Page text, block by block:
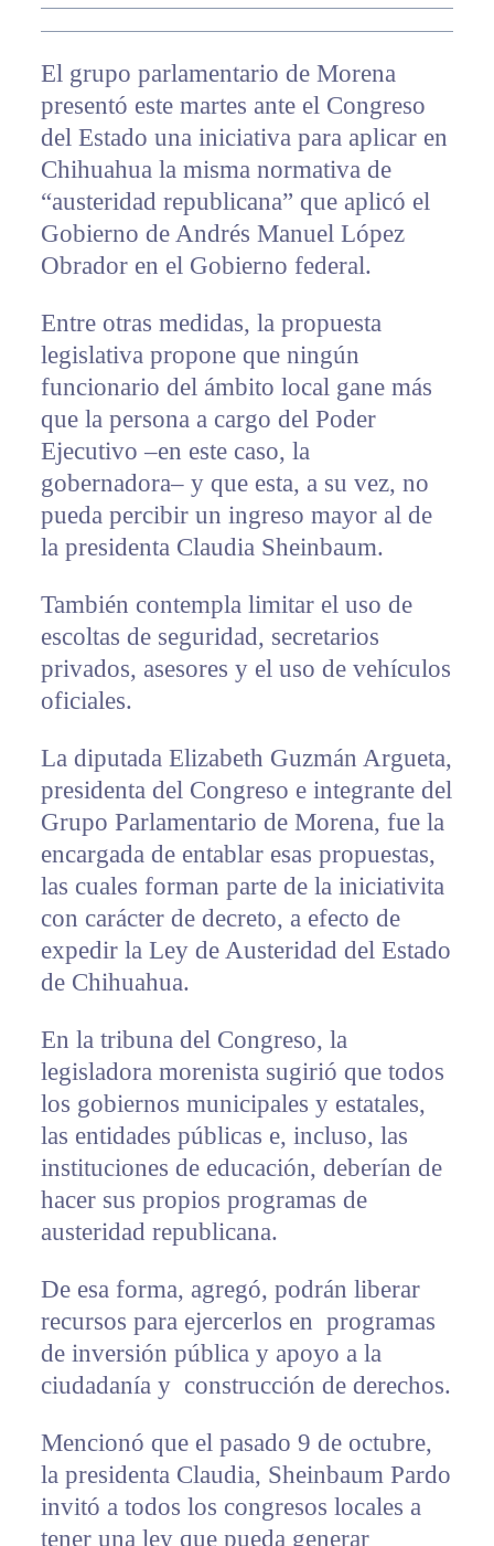
El grupo parlamentario de Morena
presentó este martes ante el Congreso
del Estado una iniciativa para aplicar en
Chihuahua la misma normativa de
“austeridad republicana” que aplicó el
Gobierno de Andrés Manuel López
Obrador en el Gobierno federal.
Entre otras medidas, la propuesta
legislativa propone que ningún
funcionario del ámbito local gane más
que la persona a cargo del Poder
Ejecutivo –en este caso, la
gobernadora– y que esta, a su vez, no
pueda percibir un ingreso mayor al de
la presidenta Claudia Sheinbaum.
También contempla limitar el uso de
escoltas de seguridad, secretarios
privados, asesores y el uso de vehículos
oficiales.
La diputada Elizabeth Guzmán Argueta,
presidenta del Congreso e integrante del
Grupo Parlamentario de Morena, fue la
encargada de entablar esas propuestas,
las cuales forman parte de la iniciativita
con carácter de decreto, a efecto de
expedir la Ley de Austeridad del Estado
de Chihuahua.
En la tribuna del Congreso, la
legisladora morenista sugirió que todos
los gobiernos municipales y estatales,
las entidades públicas e, incluso, las
instituciones de educación, deberían de
hacer sus propios programas de
austeridad republicana.
De esa forma, agregó, podrán liberar
recursos para ejercerlos en programas
de inversión pública y apoyo a la
ciudadanía y construcción de derechos.
Mencionó que el pasado 9 de octubre,
la presidenta Claudia, Sheinbaum Pardo
invitó a todos los congresos locales a
tener una ley que pueda generar